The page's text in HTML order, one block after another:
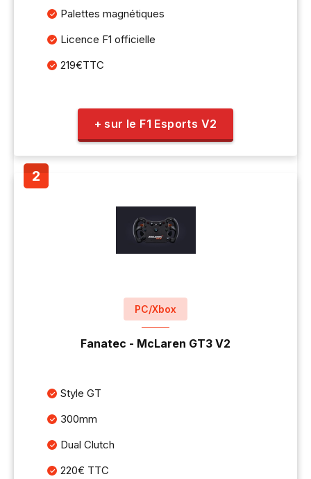
Palettes magnétiques
Licence F1 officielle
219€TTC
+ sur le F1 Esports V2
PC/Xbox
Fanatec - McLaren GT3 V2
Style GT
300mm
Dual Clutch
220€ TTC